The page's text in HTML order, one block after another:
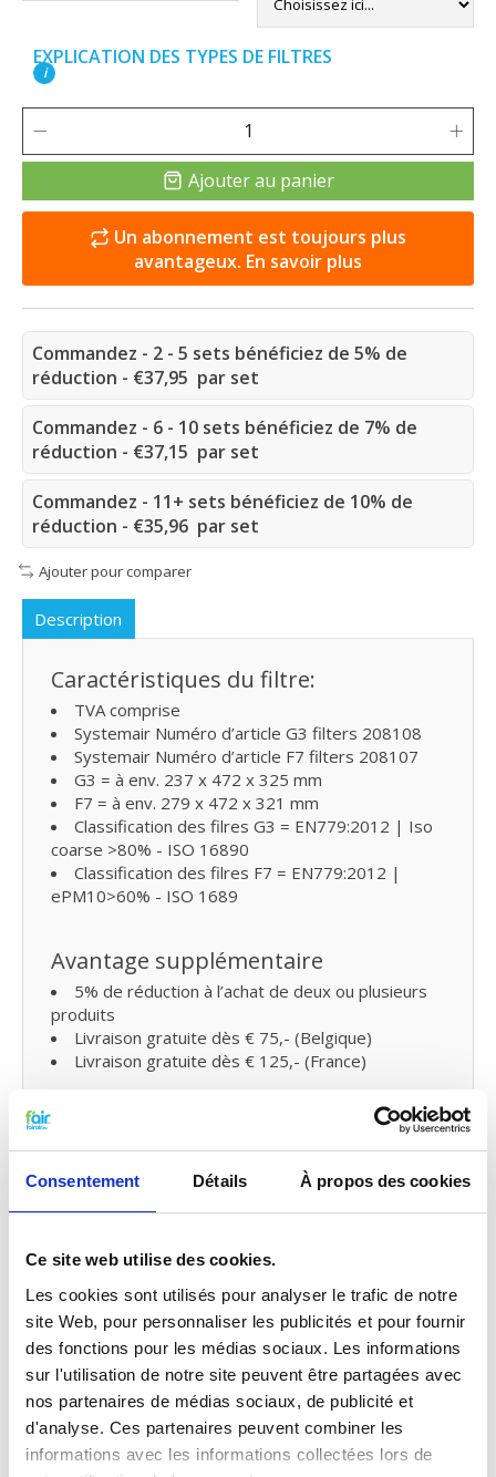
Consentement Détails À propos des cookies
Ce site web utilise des cookies.
Les cookies sont utilisés pour analyser le trafic de notre
site Web, pour personnaliser les publicités et pour fournir
des fonctions pour les médias sociaux. Les informations
sur l'utilisation de notre site peuvent être partagées avec
nos partenaires de médias sociaux, de publicité et
d'analyse. Ces partenaires peuvent combiner les
informations avec les informations collectées lors de
EXPLICATION DES TYPES DE FILTRES
i
Ajouter au panier
Un abonnement est toujours plus
avantageux. En savoir plus
Commandez - 2 - 5 sets bénéficiez de 5% de
réduction - €37,95 par set
Commandez - 6 - 10 sets bénéficiez de 7% de
réduction - €37,15 par set
Commandez - 11+ sets bénéficiez de 10% de
réduction - €35,96 par set
Ajouter pour comparer
Description
Caractéristiques du filtre:
TVA comprise
Systemair Numéro d’article G3 filters 208108
Systemair Numéro d’article F7 filters 208107
G3 = à env. 237 x 472 x 325 mm
F7 = à env. 279 x 472 x 321 mm
Classification des filres G3 = EN779:2012 | Iso
coarse >80% - ISO 16890
Classification des filres F7 = EN779:2012 |
ePM10>60% - ISO 1689
Avantage supplémentaire
5% de réduction à l’achat de deux ou plusieurs
produits
Livraison gratuite dès € 75,- (Belgique)
Livraison gratuite dès € 125,- (France)
Remplacer les filtres pour ventilation
mécanique avec récupération de
chaleur et petit entretien
Vous pouvez facilement remplacer et remettre les
vous-même dans votre ventilation mécanique avec
Consulteznotre manuelpour remplacer votre filtre
pour ventilation mécanique avec récupération de
chaleur. Vous pouvez également faire
unpetit entretien vous-mêmeen traitant votre
systèmede probiotiquesentre temps.
Les classes et les normes de filtrage